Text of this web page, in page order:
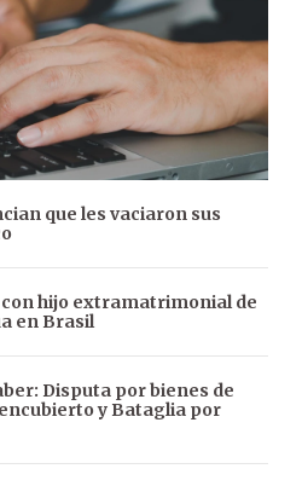
que les vaciaron sus
hijo extramatrimonial de
en Brasil
Disputa por bienes de
y Bataglia por